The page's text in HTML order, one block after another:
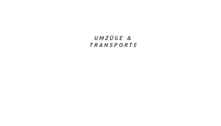
UMZÜGE &
TRANSPORTE